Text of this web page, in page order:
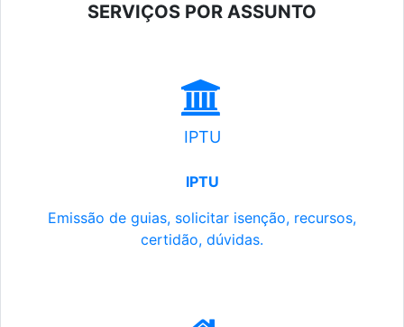
SERVIÇOS POR ASSUNTO
IPTU
IPTU
Emissão de guias, solicitar isenção, recursos,
certidão, dúvidas.